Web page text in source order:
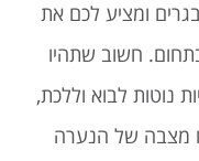
ומציע לכם את
חשוב שתהיו
נוטות לבוא וללכת,
מצבה של הנערה